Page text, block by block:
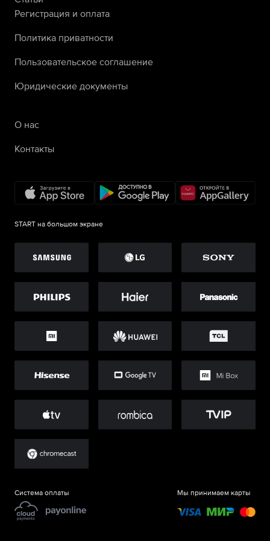
Регистрация и оплата
Политика приватности
Пользовательское соглашение
Юридические документы
О нас
Контакты
START на большом экране
Система оплаты Мы принимаем карты